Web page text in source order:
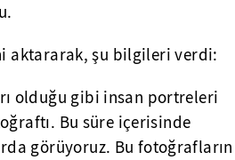
aktararak, şu bilgileri verdi:
olduğu gibi insan portreleri
Bu süre içerisinde
görüyoruz. Bu fotoğrafların